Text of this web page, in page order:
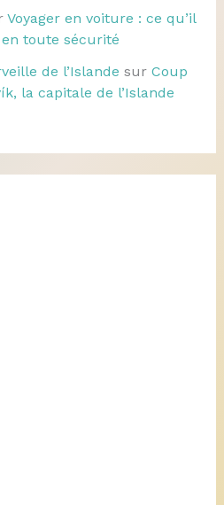
Voyager en voiture : ce qu’il
toute sécurité
de l’Islande sur Coup
la capitale de l’Islande